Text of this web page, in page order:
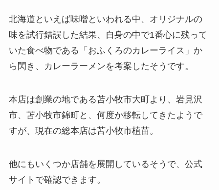
北海道といえば味噌といわれる中、オリジナルの
味を試行錯誤した結果、自身の中で1番心に残って
いた食べ物である「おふくろのカレーライス」か
ら閃き、カレーラーメンを考案したそうです。
本店は創業の地である苫小牧市大町より、岩見沢
市、苫小牧市錦町と、何度か移転してきたようで
すが、現在の総本店は苫小牧市植苗。
他にもいくつか店舗を展開しているそうで、公式
サイトで確認できます。